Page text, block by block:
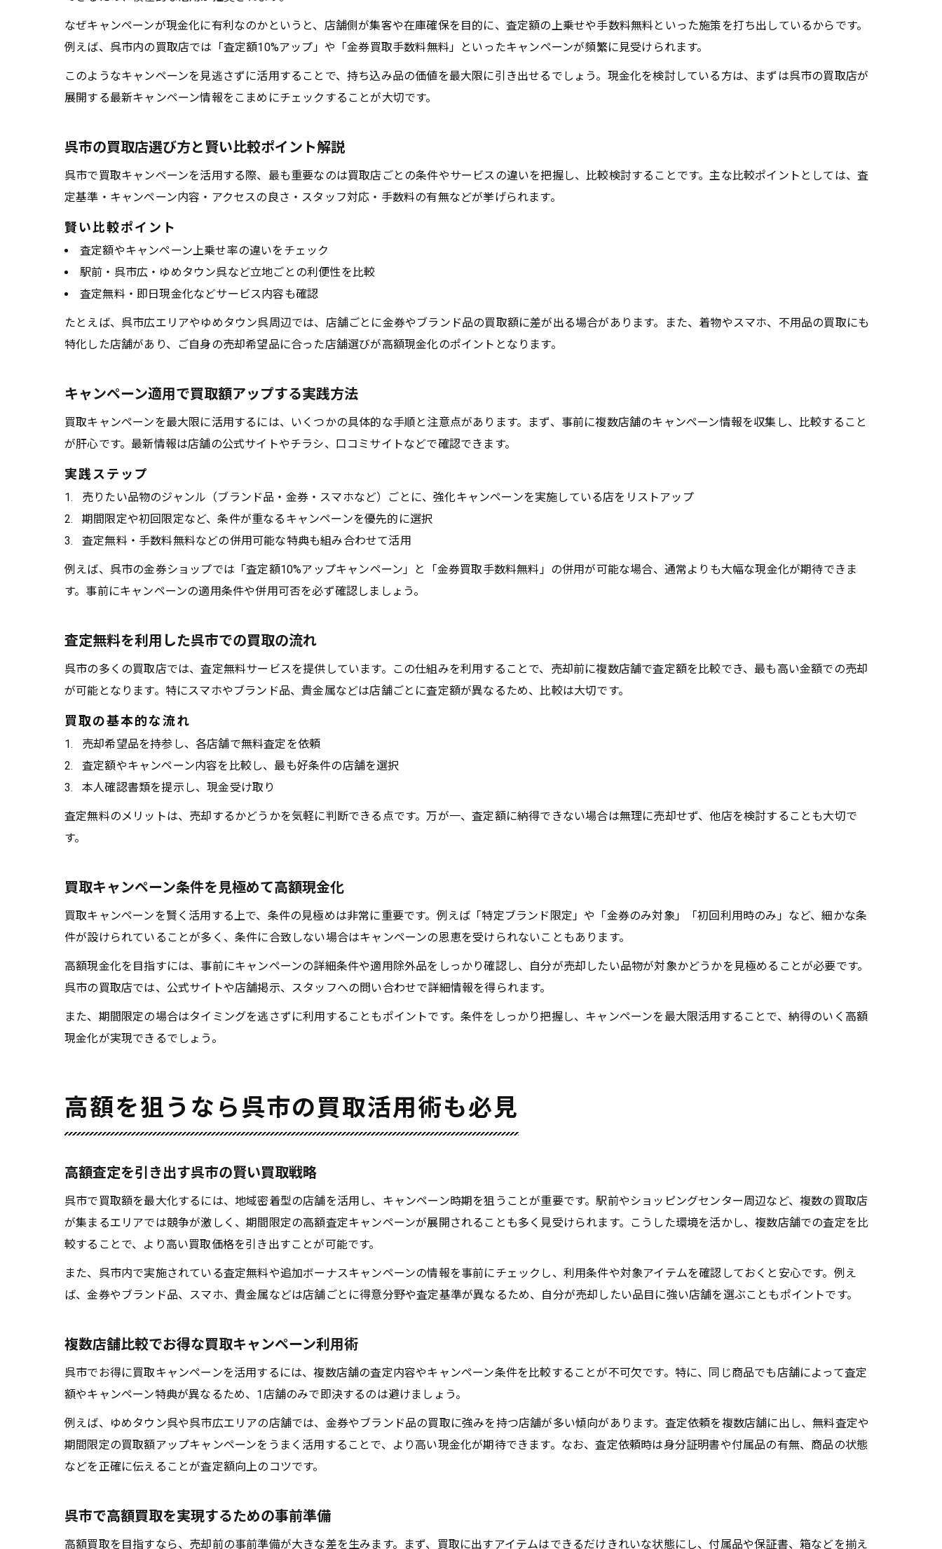
呉市で着物買取を成功させる査定ポイント
スマホの買取キャンペーンを活かした現金化術
品目別に見る呉市の買取キャンペーン事情
買取額を上げるコツと呉市での事例紹介
不要品を手間なく売却呉市で買取額アップのコツ
不要品買取は呉市のキャンペーン活用が鍵
買取額アップを目指す呉市での売却ポイント
不要品整理と買取の両立テクニック紹介
駅前や広の買取店で賢く現金化する秘策
呉市の主要買取エリア選び方と特徴比較
期間限定キャンペーンで呉市の買取を最大限に活かす
限定特典を利用し買取額をさらに上げるコツ
呉市の買取店で期間限定サービスを賢く利用
なぜキャンペーンが現金化に有利なのかというと、店舗側が集客や在庫確保を目的に、査定額の上乗せや手数料無料といった施策を打ち出しているからです。
例えば、呉市内の買取店では「査定額10%アップ」や「金券買取手数料無料」といったキャンペーンが頻繁に見受けられます。
このようなキャンペーンを見逃さずに活用することで、持ち込み品の価値を最大限に引き出せるでしょう。現金化を検討している方は、まずは呉市の買取店が
展開する最新キャンペーン情報をこまめにチェックすることが大切です。
呉市の買取店選び方と賢い比較ポイント解説
呉市で買取キャンペーンを活用する際、最も重要なのは買取店ごとの条件やサービスの違いを把握し、比較検討することです。主な比較ポイントとしては、査
定基準・キャンペーン内容・アクセスの良さ・スタッフ対応・手数料の有無などが挙げられます。
賢い比較ポイント
査定額やキャンペーン上乗せ率の違いをチェック
駅前・呉市広・ゆめタウン呉など立地ごとの利便性を比較
査定無料・即日現金化などサービス内容も確認
たとえば、呉市広エリアやゆめタウン呉周辺では、店舗ごとに金券やブランド品の買取額に差が出る場合があります。また、着物やスマホ、不用品の買取にも
特化した店舗があり、ご自身の売却希望品に合った店舗選びが高額現金化のポイントとなります。
キャンペーン適用で買取額アップする実践方法
買取キャンペーンを最大限に活用するには、いくつかの具体的な手順と注意点があります。まず、事前に複数店舗のキャンペーン情報を収集し、比較すること
が肝心です。最新情報は店舗の公式サイトやチラシ、口コミサイトなどで確認できます。
実践ステップ
売りたい品物のジャンル（ブランド品・金券・スマホなど）ごとに、強化キャンペーンを実施している店をリストアップ
期間限定や初回限定など、条件が重なるキャンペーンを優先的に選択
査定無料・手数料無料などの併用可能な特典も組み合わせて活用
例えば、呉市の金券ショップでは「査定額10%アップキャンペーン」と「金券買取手数料無料」の併用が可能な場合、通常よりも大幅な現金化が期待できま
す。事前にキャンペーンの適用条件や併用可否を必ず確認しましょう。
査定無料を利用した呉市での買取の流れ
呉市の多くの買取店では、査定無料サービスを提供しています。この仕組みを利用することで、売却前に複数店舗で査定額を比較でき、最も高い金額での売却
が可能となります。特にスマホやブランド品、貴金属などは店舗ごとに査定額が異なるため、比較は大切です。
買取の基本的な流れ
売却希望品を持参し、各店舗で無料査定を依頼
査定額やキャンペーン内容を比較し、最も好条件の店舗を選択
本人確認書類を提示し、現金受け取り
査定無料のメリットは、売却するかどうかを気軽に判断できる点です。万が一、査定額に納得できない場合は無理に売却せず、他店を検討することも大切で
す。
買取キャンペーン条件を見極めて高額現金化
買取キャンペーンを賢く活用する上で、条件の見極めは非常に重要です。例えば「特定ブランド限定」や「金券のみ対象」「初回利用時のみ」など、細かな条
件が設けられていることが多く、条件に合致しない場合はキャンペーンの恩恵を受けられないこともあります。
高額現金化を目指すには、事前にキャンペーンの詳細条件や適用除外品をしっかり確認し、自分が売却したい品物が対象かどうかを見極めることが必要です。
呉市の買取店では、公式サイトや店舗掲示、スタッフへの問い合わせで詳細情報を得られます。
また、期間限定の場合はタイミングを逃さずに利用することもポイントです。条件をしっかり把握し、キャンペーンを最大限活用することで、納得のいく高額
現金化が実現できるでしょう。
高額を狙うなら呉市の買取活用術も必見
高額査定を引き出す呉市の賢い買取戦略
呉市で買取額を最大化するには、地域密着型の店舗を活用し、キャンペーン時期を狙うことが重要です。駅前やショッピングセンター周辺など、複数の買取店
が集まるエリアでは競争が激しく、期間限定の高額査定キャンペーンが展開されることも多く見受けられます。こうした環境を活かし、複数店舗での査定を比
較することで、より高い買取価格を引き出すことが可能です。
また、呉市内で実施されている査定無料や追加ボーナスキャンペーンの情報を事前にチェックし、利用条件や対象アイテムを確認しておくと安心です。例え
ば、金券やブランド品、スマホ、貴金属などは店舗ごとに得意分野や査定基準が異なるため、自分が売却したい品目に強い店舗を選ぶこともポイントです。
複数店舗比較でお得な買取キャンペーン利用術
呉市でお得に買取キャンペーンを活用するには、複数店舗の査定内容やキャンペーン条件を比較することが不可欠です。特に、同じ商品でも店舗によって査定
額やキャンペーン特典が異なるため、1店舗のみで即決するのは避けましょう。
例えば、ゆめタウン呉や呉市広エリアの店舗では、金券やブランド品の買取に強みを持つ店舗が多い傾向があります。査定依頼を複数店舗に出し、無料査定や
期間限定の買取額アップキャンペーンをうまく活用することで、より高い現金化が期待できます。なお、査定依頼時は身分証明書や付属品の有無、商品の状態
などを正確に伝えることが査定額向上のコツです。
呉市で高額買取を実現するための事前準備
高額買取を目指すなら、売却前の事前準備が大きな差を生みます。まず、買取に出すアイテムはできるだけきれいな状態にし、付属品や保証書、箱などを揃え